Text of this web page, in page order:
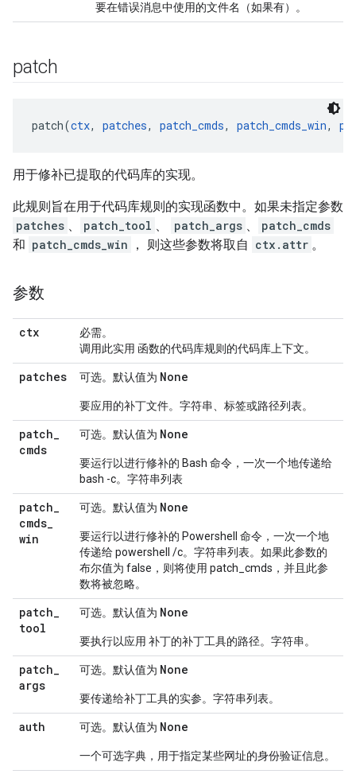
要在错误消息中使用的文件名（如果有）。
patch
patch(ctx, patches, patch_cmds, patch_cmds_win,
用于修补已提取的代码库的实现。
此规则旨在用于代码库规则的实现函数中。如果未指定参数
patches 、 patch_tool 、 patch_args 、
patch_cmds
和 patch_cmds_win ， 则这些参数将取自 ctx.attr 。
参数
ctx
必需。
调用此实用 函数的代码库规则的代码库上下文。
patches 可选。默认值为 None
要应用的补丁文件。字符串、标签或路径列表。
patch_
cmds
可选。默认值为 None
要运行以进行修补的 Bash 命令，一次一个地传递给
bash -c。字符串列表
patch_
cmds_
win
可选。默认值为 None
要运行以进行修补的 Powershell 命令，一次一个地
传递给 powershell /c。字符串列表。如果此参数的
布尔值为 false，则将使用 patch_cmds，并且此参
数将被忽略。
patch_
tool
可选。默认值为 None
要执行以应用 补丁的补丁工具的路径。字符串。
patch_
args
可选。默认值为 None
要传递给补丁工具的实参。字符串列表。
auth 可选。默认值为 None
一个可选字典，用于指定某些网址的身份验证信息。